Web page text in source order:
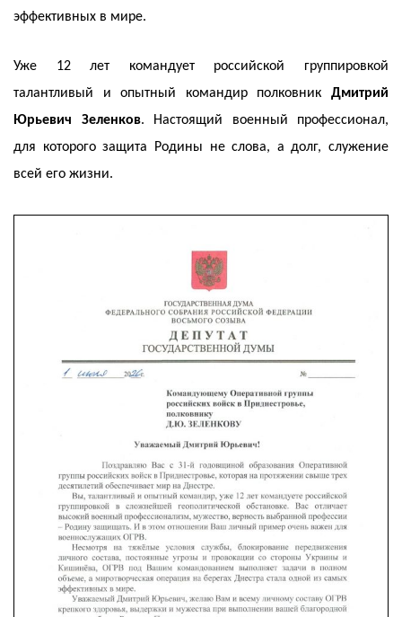
эффективных в мире.
Уже 12 лет командует российской группировкой
талантливый и опытный командир полковник Дмитрий
Юрьевич Зеленков. Настоящий военный профессионал,
для которого защита Родины не слова, а долг, служение
всей его жизни.